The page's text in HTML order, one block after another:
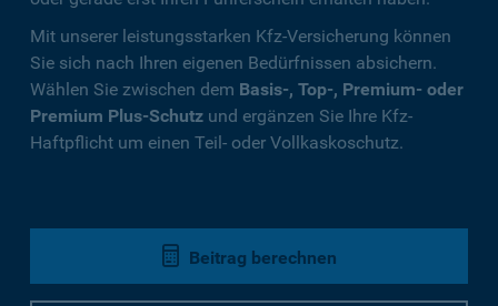
Mit unserer leistungsstarken Kfz-Versicherung können
Sie sich nach Ihren eigenen Bedürfnissen absichern.
Wählen Sie zwischen dem Basis-, Top-, Premium- oder
Premium Plus-Schutz und ergänzen Sie Ihre Kfz-
Haftpflicht um einen Teil- oder Vollkaskoschutz.
Beitrag berechnen